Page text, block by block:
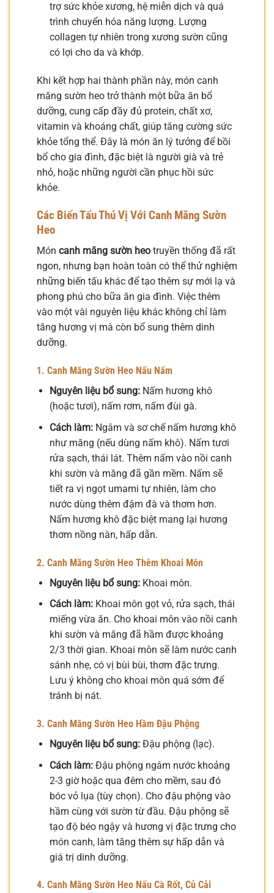
trợ sức khỏe xương, hệ miễn dịch và quá
trình chuyển hóa năng lượng. Lượng
collagen tự nhiên trong xương sườn cũng
có lợi cho da và khớp.
Khi kết hợp hai thành phần này, món canh
măng sườn heo trở thành một bữa ăn bổ
dưỡng, cung cấp đầy đủ protein, chất xơ,
vitamin và khoáng chất, giúp tăng cường sức
khỏe tổng thể. Đây là món ăn lý tưởng để bồi
bổ cho gia đình, đặc biệt là người già và trẻ
nhỏ, hoặc những người cần phục hồi sức
khỏe.
Các Biến Tấu Thú Vị Với Canh Măng Sườn
Heo
Món canh măng sườn heo truyền thống đã rất
ngon, nhưng bạn hoàn toàn có thể thử nghiệm
những biến tấu khác để tạo thêm sự mới lạ và
phong phú cho bữa ăn gia đình. Việc thêm
vào một vài nguyên liệu khác không chỉ làm
tăng hương vị mà còn bổ sung thêm dinh
dưỡng.
1. Canh Măng Sườn Heo Nấu Nấm
Nguyên liệu bổ sung:Nấm hương khô
(hoặc tươi), nấm rơm, nấm đùi gà.
Cách làm:Ngâm và sơ chế nấm hương khô
như măng (nếu dùng nấm khô). Nấm tươi
rửa sạch, thái lát. Thêm nấm vào nồi canh
khi sườn và măng đã gần mềm. Nấm sẽ
tiết ra vị ngọt umami tự nhiên, làm cho
nước dùng thêm đậm đà và thơm hơn.
Nấm hương khô đặc biệt mang lại hương
thơm nồng nàn, hấp dẫn.
2. Canh Măng Sườn Heo Thêm Khoai Môn
Nguyên liệu bổ sung:Khoai môn.
Cách làm:Khoai môn gọt vỏ, rửa sạch, thái
miếng vừa ăn. Cho khoai môn vào nồi canh
khi sườn và măng đã hầm được khoảng
2/3 thời gian. Khoai môn sẽ làm nước canh
sánh nhẹ, có vị bùi bùi, thơm đặc trưng.
Lưu ý không cho khoai môn quá sớm để
tránh bị nát.
3. Canh Măng Sườn Heo Hầm Đậu Phộng
Nguyên liệu bổ sung:Đậu phộng (lạc).
Cách làm:Đậu phộng ngâm nước khoảng
2-3 giờ hoặc qua đêm cho mềm, sau đó
bóc vỏ lụa (tùy chọn). Cho đậu phộng vào
hầm cùng với sườn từ đầu. Đậu phộng sẽ
tạo độ béo ngậy và hương vị đặc trưng cho
món canh, làm tăng thêm sự hấp dẫn và
giá trị dinh dưỡng.
4. Canh Măng Sườn Heo Nấu Cà Rốt, Củ Cải